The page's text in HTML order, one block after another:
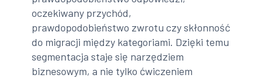
oczekiwany przychód,
prawdopodobieństwo zwrotu czy skłonność
do migracji między kategoriami. Dzięki temu
segmentacja staje się narzędziem
biznesowym, a nie tylko ćwiczeniem